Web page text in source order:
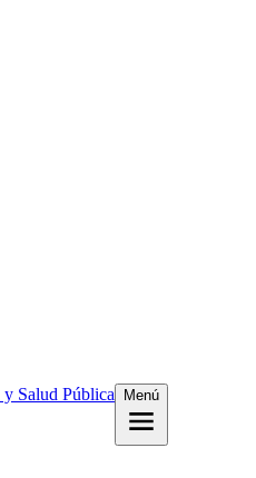
Salud Pública
Menú